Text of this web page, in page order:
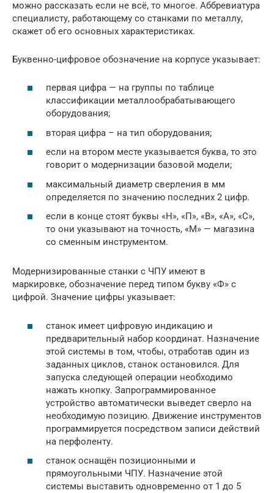
можно рассказать если не всё, то многое. Аббревиатура
специалисту, работающему со станками по металлу,
скажет об его основных характеристиках.
Буквенно-цифровое обозначение на корпусе указывает:
первая цифра — на группы по таблице
классификации металлообрабатывающего
оборудования;
вторая цифра – на тип оборудования;
если на втором месте указывается буква, то это
говорит о модернизации базовой модели;
максимальный диаметр сверления в мм
определяется по значению последних 2 цифр.
если в конце стоят буквы «Н», «П», «В», «А», «С»,
то они указывают на точность, «М» — магазина
со сменным инструментом.
Модернизированные станки с ЧПУ имеют в
маркировке, обозначение перед типом букву «Ф» с
цифрой. Значение цифры указывает:
станок имеет цифровую индикацию и
предварительный набор координат. Назначение
этой системы в том, чтобы, отработав один из
заданных циклов, станок остановился. Для
запуска следующей операции необходимо
нажать кнопку. Запрограммированное
устройство автоматически выведет сверло на
необходимую позицию. Движение инструментов
программируется посредством записи действий
на перфоленту.
станок оснащён позиционными и
прямоугольными ЧПУ. Назначение этой
системы выставить одновременно от 1 до 5